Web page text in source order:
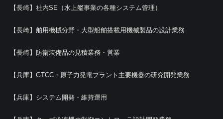
【長崎】社内SE（水上艦事業の各種システム管理）
【長崎】舶用機械分野・大型船舶搭載用機械製品の設計業務
【長崎】防衛装備品の見積業務・営業
【兵庫】GTCC・原子力発電プラント主要機器の研究開発業務
【兵庫】システム開発・維持運用